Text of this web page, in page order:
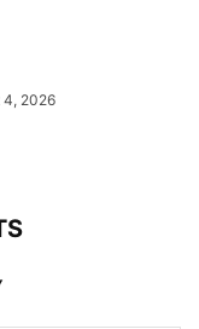
4, 2026